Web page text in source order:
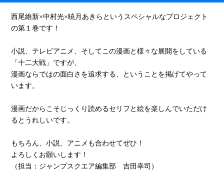
西尾維新×中村光×暁月あきらというスペシャルなプロジェクト
の第１巻です！
小説、テレビアニメ、そしてこの漫画と様々な展開をしている
「十二大戦」ですが、
漫画ならではの面白さを追求する、ということを掲げてやって
います。
漫画だからこそじっくり読めるセリフと絵を楽しんでいただけ
るとうれしいです。
もちろん、小説、アニメも合わせてぜひ！
よろしくお願いします！
（担当：ジャンプスクエア編集部 吉田幸司）